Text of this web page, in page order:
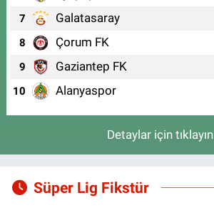
7 Galatasaray
8 Çorum FK
9 Gaziantep FK
10 Alanyaspor
Detaylar için tıklayın
Süper Lig Fikstür